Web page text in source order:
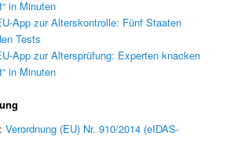
in Minuten
App zur Alterskontrolle: Fünf Staaten
Tests
App zur Altersprüfung: Experten knacken
in Minuten
Verordnung (EU) Nr. 910/2014 (eIDAS-